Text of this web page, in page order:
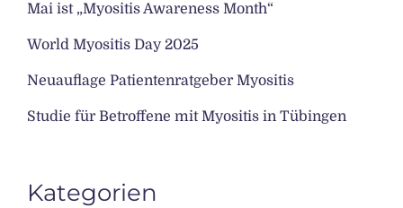
Mai ist „Myositis Awareness Month“
World Myositis Day 2025
Neuauflage Patientenratgeber Myositis
Studie für Betroffene mit Myositis in Tübingen
Kategorien